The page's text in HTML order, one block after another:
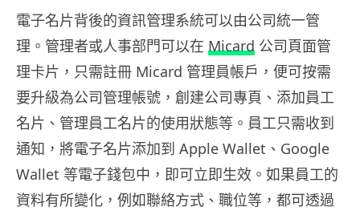
電子名片背後的資訊管理系統可以由公司統一管
理。管理者或人事部門可以在 Micard 公司頁面管
理卡片，只需註冊 Micard 管理員帳戶，便可按需
要升級為公司管理帳號，創建公司專頁、添加員工
名片、管理員工名片的使用狀態等。員工只需收到
通知，將電子名片添加到 Apple Wallet、Google
Wallet 等電子錢包中，即可立即生效。如果員工的
資料有所變化，例如聯絡方式、職位等，都可透過